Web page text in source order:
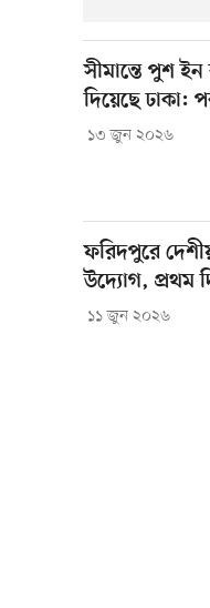
সীমান্তে পুশ ইন
দিয়েছে ঢাকা:
১৩ জুন ২০২৬
ফরিদপুরে
উদ্যোগ, প্রথম
১১ জুন ২০২৬